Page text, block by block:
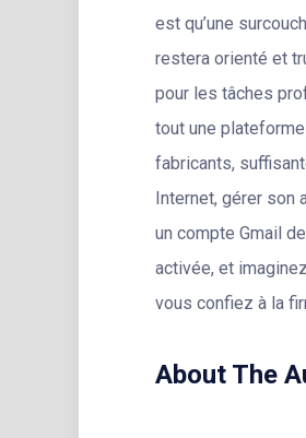
est qu’une
restera orienté et
pour les tâches
tout une
fabricants,
Internet, gérer son
un compte Gmail
activée, et
vous confiez à la
About The